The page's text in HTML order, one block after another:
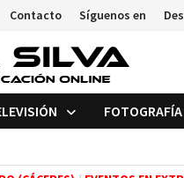
Contacto Síguenos en
FOTOGRAFÍA